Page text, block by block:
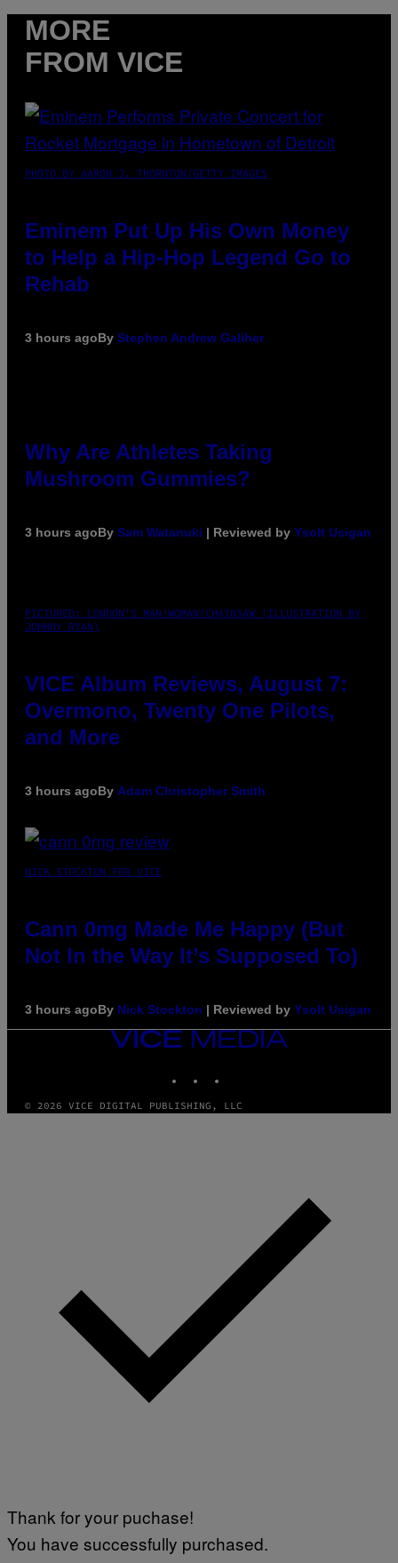
MORE
FROM VICE
PHOTO BY AARON J. THORNTON/GETTY IMAGES
Eminem Put Up His Own Money
to Help a Hip-Hop Legend Go to
Rehab
3 hours agoBy Stephen Andrew Galiher
Why Are Athletes Taking
Mushroom Gummies?
3 hours agoBy Sam Watanuki | Reviewed by Ysolt Usigan
PICTURED: LONDON'S MAN/WOMAN/CHAINSAW (ILLUSTRATION BY
JOHNNY RYAN)
VICE Album Reviews, August 7:
Overmono, Twenty One Pilots,
and More
3 hours agoBy Adam Christopher Smith
NICK STOCKTON FOR VICE
Cann 0mg Made Me Happy (But
Not In the Way It’s Supposed To)
3 hours agoBy Nick Stockton | Reviewed by Ysolt Usigan
VICE
MEDIA
© 2026 VICE DIGITAL PUBLISHING, LLC
Thank for your puchase!
You have successfully purchased.